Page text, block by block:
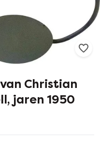
Christian
jaren 1950